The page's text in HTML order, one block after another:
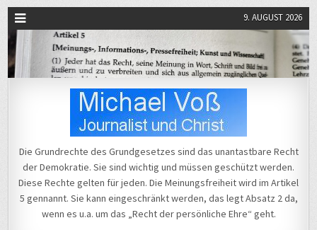
9. AUGUST 2026
Michael Voß
Die Grundrechte des Grundgesetzes sind das unantastbare Recht
der Demokratie. Sie sind wichtig und müssen geschützt werden.
Diese Rechte gelten für jeden. Die Meinungsfreiheit wird im Artikel
5 gennannt. Sie kann eingeschränkt werden, das legt Absatz 2 da,
wenn es u.a. um das „Recht der persönliche Ehre“ geht.